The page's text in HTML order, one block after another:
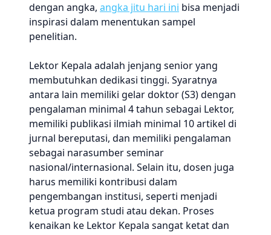
dengan angka, angka jitu hari ini bisa menjadi
inspirasi dalam menentukan sampel
penelitian.
Lektor Kepala adalah jenjang senior yang
membutuhkan dedikasi tinggi. Syaratnya
antara lain memiliki gelar doktor (S3) dengan
pengalaman minimal 4 tahun sebagai Lektor,
memiliki publikasi ilmiah minimal 10 artikel di
jurnal bereputasi, dan memiliki pengalaman
sebagai narasumber seminar
nasional/internasional. Selain itu, dosen juga
harus memiliki kontribusi dalam
pengembangan institusi, seperti menjadi
ketua program studi atau dekan. Proses
kenaikan ke Lektor Kepala sangat ketat dan